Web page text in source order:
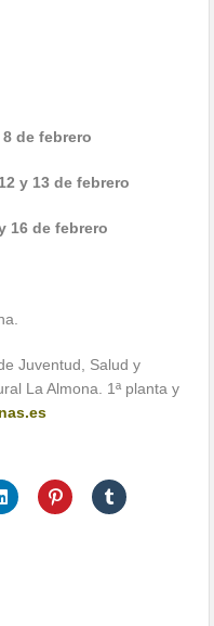
de febrero
y 13 de febrero
16 de febrero
Juventud, Salud y
La Almona. 1ª planta y